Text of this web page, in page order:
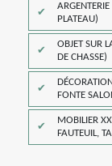
PLATEAU)
OBJET SUR
DE CHASSE)
FONTE
MOBILIER
FAUTEUIL,